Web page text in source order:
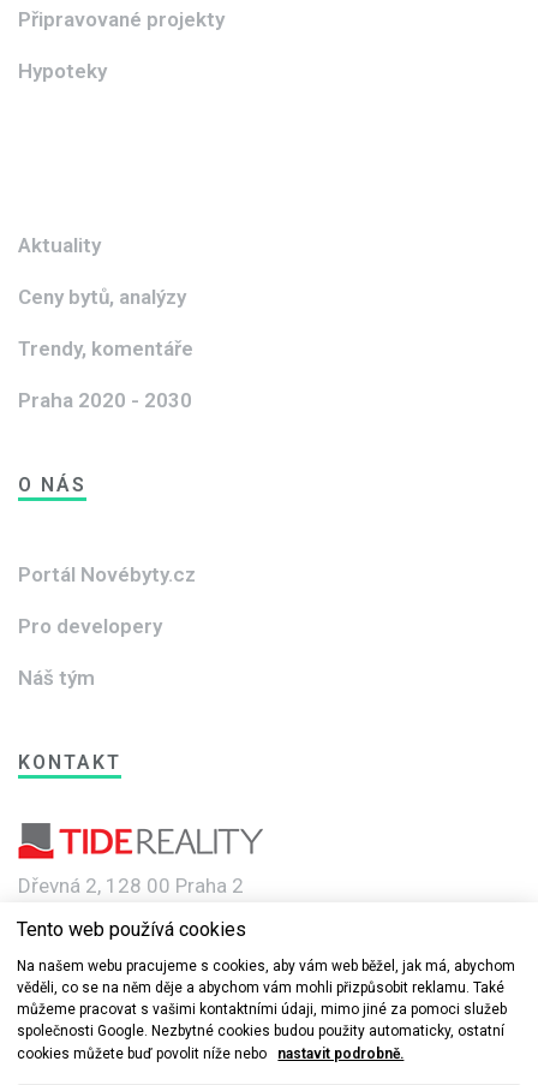
Připravované projekty
Hypoteky
Aktuality
Ceny bytů, analýzy
Trendy, komentáře
Praha 2020 - 2030
O NÁS
Portál Novébyty.cz
Pro developery
Náš tým
KONTAKT
Dřevná 2, 128 00 Praha 2
e-mail: info@novebyty.cz
Tento web používá cookies
Na našem webu pracujeme s cookies, aby vám web běžel, jak má, abychom
věděli, co se na něm děje a abychom vám mohli přizpůsobit reklamu. Také
můžeme pracovat s vašimi kontaktními údaji, mimo jiné za pomoci služeb
společnosti Google. Nezbytné cookies budou použity automaticky, ostatní
cookies můžete buď povolit níže nebo
nastavit podrobně.